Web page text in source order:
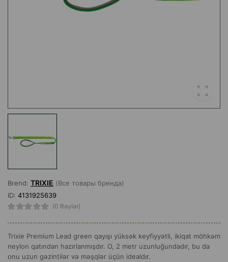
Brend: TRIXIE (Все товары бренда)
ID: 4131925639
(0 Rəylər)
Trixie Premium Lead green qayışı yüksək keyfiyyətli, ikiqat möhkəm
neylon qatından hazırlanmışdır. O, 2 metr uzunluğundadır, bu da
onu uzun gəzintilər və məşqlər üçün idealdır.